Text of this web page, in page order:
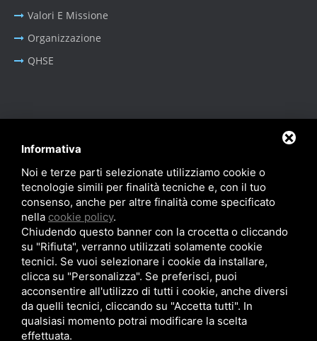
Valori E Missione
Organizzazione
QHSE
Oil & Gas - Industrial
Sistemi Portacavi Industriali
Privacy Policy-Cookie Policy -SiteMap
© SITIE Impianti S.r.l. 2026
P.IVA IT02199450384
Informativa
Noi e terze parti selezionate utilizziamo cookie o
tecnologie simili per finalità tecniche e, con il tuo
consenso, anche per altre finalità come specificato
nella cookie policy.
Chiudendo questo banner con la crocetta o cliccando
su "Rifiuta", verranno utilizzati solamente cookie
tecnici. Se vuoi selezionare i cookie da installare,
clicca su "Personalizza". Se preferisci, puoi
acconsentire all'utilizzo di tutti i cookie, anche diversi
da quelli tecnici, cliccando su "Accetta tutti". In
qualsiasi momento potrai modificare la scelta
effettuata.